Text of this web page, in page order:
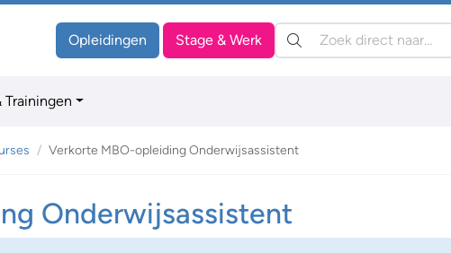
Opleidingen Stage & Werk Zoeken:
Trainingen
Verkorte MBO-opleiding Onderwijsassistent
Onderwijsassistent